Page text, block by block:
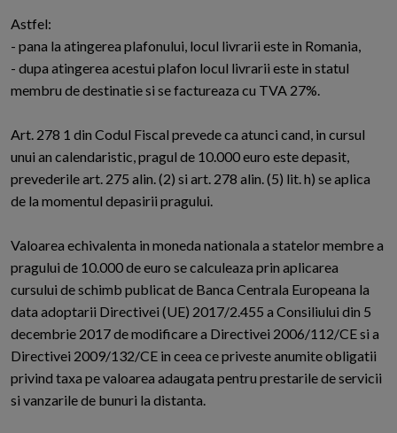
Astfel:
- pana la atingerea plafonului, locul livrarii este in Romania,
- dupa atingerea acestui plafon locul livrarii este in statul
membru de destinatie si se factureaza cu TVA 27%.
Art. 278 1 din Codul Fiscal prevede ca atunci cand, in cursul
unui an calendaristic, pragul de 10.000 euro este depasit,
prevederile art. 275 alin. (2) si art. 278 alin. (5) lit. h) se aplica
de la momentul depasirii pragului.
Valoarea echivalenta in moneda nationala a statelor membre a
pragului de 10.000 de euro se calculeaza prin aplicarea
cursului de schimb publicat de Banca Centrala Europeana la
data adoptarii Directivei (UE) 2017/2.455 a Consiliului din 5
decembrie 2017 de modificare a Directivei 2006/112/CE si a
Directivei 2009/132/CE in ceea ce priveste anumite obligatii
privind taxa pe valoarea adaugata pentru prestarile de servicii
si vanzarile de bunuri la distanta.